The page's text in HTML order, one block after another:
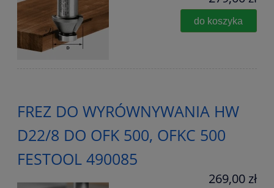
do koszyka
FREZ DO WYRÓWNYWANIA HW
D22/8 DO OFK 500, OFKC 500
FESTOOL 490085
269,00 zł